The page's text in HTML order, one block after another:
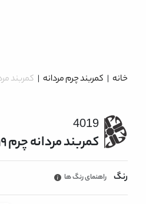
خانه | کمربند چرم مردانه| کمربند
4019
کمربند مردانه چرم 4019
رنگ راهنمای رنگ ها